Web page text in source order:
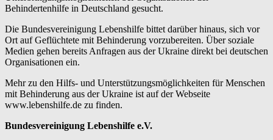
Behindertenhilfe in Deutschland gesucht.
Die Bundesvereinigung Lebenshilfe bittet darüber hinaus, sich vor
Ort auf Geflüchtete mit Behinderung vorzubereiten. Über soziale
Medien gehen bereits Anfragen aus der Ukraine direkt bei deutschen
Organisationen ein.
Mehr zu den Hilfs- und Unterstützungsmöglichkeiten für Menschen
mit Behinderung aus der Ukraine ist auf der Webseite
www.lebenshilfe.de zu finden.
Bundesvereinigung Lebenshilfe e.V.